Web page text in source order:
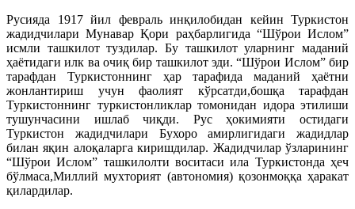
Русияда 1917 йил февраль инқилобидан кейин Туркистон
жадидчилари Мунавар Қори раҳбарлигида “Шўрои Ислом”
исмли ташкилот туздилар. Бу ташкилот уларнинг маданий
ҳаётидаги илк ва очиқ бир ташкилот эди. “Шўрои Ислом” бир
тарафдан Туркистоннинг ҳар тарафида маданий ҳаётни
жонлантириш учун фаолият кўрсатди,бошқа тарафдан
Туркистоннинг туркистонликлар томонидан идора этилиши
тушунчасини ишлаб чиқди. Рус ҳокимияти остидаги
Туркистон жадидчилари Бухоро амирлигидаги жадидлар
билан яқин алоқаларга киришдилар. Жадидчилар ўзларининг
“Шўрои Ислом” ташкилолти воситаси ила Туркистонда ҳеч
бўлмаса,Миллий мухторият (автономия) қозонмоққа ҳаракат
қилардилар.